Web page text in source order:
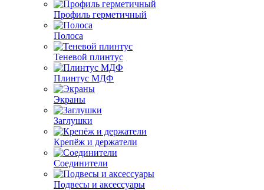
Профиль герметичный
Полоса
Теневой плинтус
Плинтус МДФ
Экраны
Заглушки
Крепёж и держатели
Соединители
Подвесы и аксессуары